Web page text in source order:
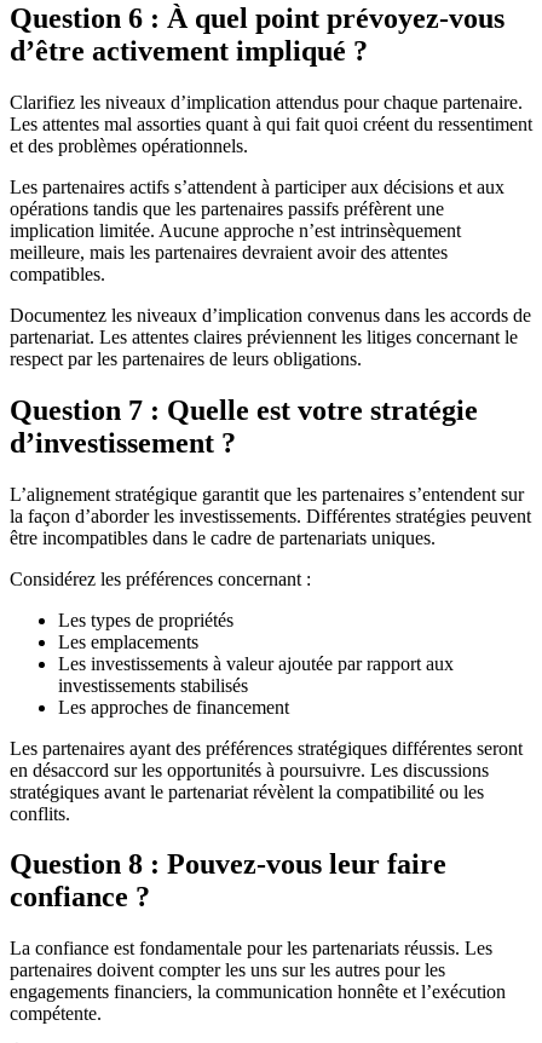
Question 6 : À quel point prévoyez-vous
d’être activement impliqué ?
Clarifiez les niveaux d’implication attendus pour chaque partenaire.
Les attentes mal assorties quant à qui fait quoi créent du ressentiment
et des problèmes opérationnels.
Les partenaires actifs s’attendent à participer aux décisions et aux
opérations tandis que les partenaires passifs préfèrent une
implication limitée. Aucune approche n’est intrinsèquement
meilleure, mais les partenaires devraient avoir des attentes
compatibles.
Documentez les niveaux d’implication convenus dans les accords de
partenariat. Les attentes claires préviennent les litiges concernant le
respect par les partenaires de leurs obligations.
Question 7 : Quelle est votre stratégie
d’investissement ?
L’alignement stratégique garantit que les partenaires s’entendent sur
la façon d’aborder les investissements. Différentes stratégies peuvent
être incompatibles dans le cadre de partenariats uniques.
Considérez les préférences concernant :
Les types de propriétés
Les emplacements
Les investissements à valeur ajoutée par rapport aux
investissements stabilisés
Les approches de financement
Les partenaires ayant des préférences stratégiques différentes seront
en désaccord sur les opportunités à poursuivre. Les discussions
stratégiques avant le partenariat révèlent la compatibilité ou les
conflits.
Question 8 : Pouvez-vous leur faire
confiance ?
La confiance est fondamentale pour les partenariats réussis. Les
partenaires doivent compter les uns sur les autres pour les
engagements financiers, la communication honnête et l’exécution
compétente.